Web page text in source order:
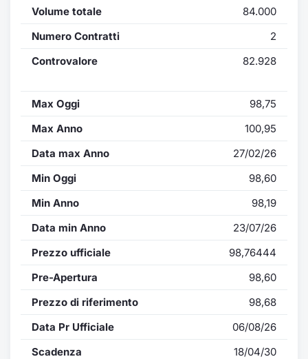
Volume totale
84.000
Numero Contratti
2
Controvalore
82.928
Max Oggi
98,75
Max Anno
100,95
Data max Anno
27/02/26
Min Oggi
98,60
Min Anno
98,19
Data min Anno
23/07/26
Prezzo ufficiale
98,76444
Pre-Apertura
98,60
Prezzo di riferimento
98,68
Data Pr Ufficiale
06/08/26
Scadenza
18/04/30